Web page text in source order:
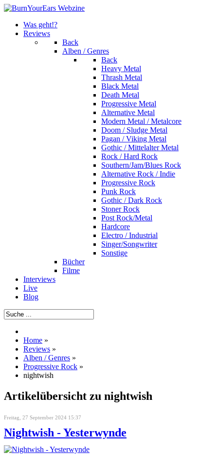
Was geht!?
Reviews
Back
Alben / Genres
Back
Heavy Metal
Thrash Metal
Black Metal
Death Metal
Progressive Metal
Alternative Metal
Modern Metal / Metalcore
Doom / Sludge Metal
Pagan / Viking Metal
Gothic / Mittelalter Metal
Rock / Hard Rock
Southern/Jam/Blues Rock
Alternative Rock / Indie
Progressive Rock
Punk Rock
Gothic / Dark Rock
Stoner Rock
Post Rock/Metal
Hardcore
Electro / Industrial
Singer/Songwriter
Sonstige
Bücher
Filme
Interviews
Live
Blog
Home »
Reviews »
Alben / Genres »
Progressive Rock »
nightwish
Artikelübersicht zu nightwish
Freitag, 27 September 2024 15:37
Nightwish - Yesterwynde